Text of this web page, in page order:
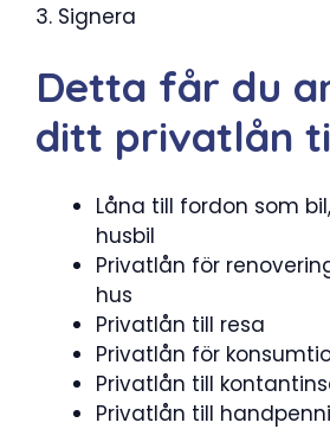
3. Signera
Detta får du
ditt privatlån
Låna till fordon som
husbil
Privatlån för
hus
Privatlån till resa
Privatlån för
Privatlån till
Privatlån till